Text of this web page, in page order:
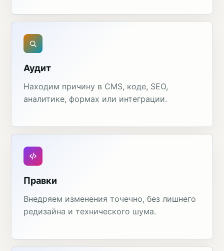
Аудит
Находим причину в CMS, коде, SEO,
аналитике, формах или интеграции.
Правки
Внедряем изменения точечно, без лишнего
редизайна и технического шума.